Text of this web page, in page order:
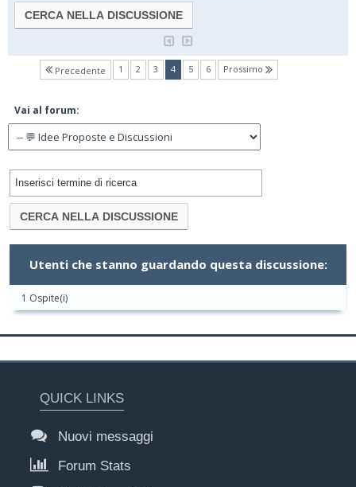
Precedente 1 2 3 4(current)
5 6 Prossimo
Vai al forum:
Utenti che stanno guardando questa discussione:
1 Ospite(i)
QUICK LINKS
Nuovi messaggi
Forum Stats